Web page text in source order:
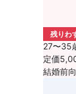
残りわ
27〜35
定価
結婚前